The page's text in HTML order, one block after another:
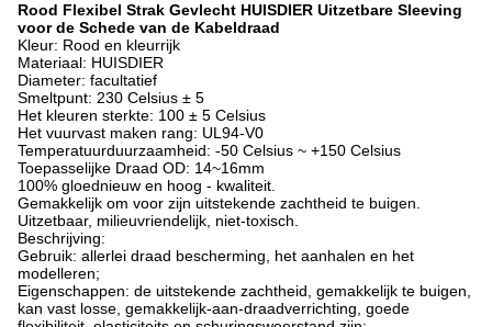
Rood Flexibel Strak Gevlecht HUISDIER Uitzetbare Sleeving
voor de Schede van de Kabeldraad
Kleur: Rood en kleurrijk
Materiaal: HUISDIER
Diameter: facultatief
Smeltpunt: 230 Celsius ± 5
Het kleuren sterkte: 100 ± 5 Celsius
Het vuurvast maken rang: UL94-V0
Temperatuurduurzaamheid: -50 Celsius ~ +150 Celsius
Toepasselijke Draad OD: 14~16mm
100% gloednieuw en hoog - kwaliteit.
Gemakkelijk om voor zijn uitstekende zachtheid te buigen.
Uitzetbaar, milieuvriendelijk, niet-toxisch.
Beschrijving:
Gebruik: allerlei draad bescherming, het aanhalen en het
modelleren;
Eigenschappen: de uitstekende zachtheid, gemakkelijk te buigen,
kan vast losse, gemakkelijk-aan-draadverrichting, goede